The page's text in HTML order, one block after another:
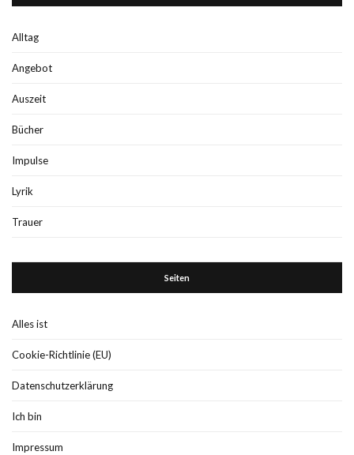
Alltag
Angebot
Auszeit
Bücher
Impulse
Lyrik
Trauer
Seiten
Alles ist
Cookie-Richtlinie (EU)
Datenschutzerklärung
Ich bin
Impressum